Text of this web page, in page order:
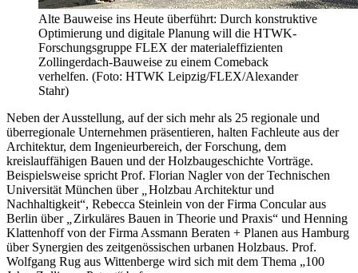
Alte Bauweise ins Heute überführt: Durch konstruktive
Optimierung und digitale Planung will die HTWK-
Forschungsgruppe FLEX der materialeffizienten
Zollingerdach-Bauweise zu einem Comeback
verhelfen. (Foto: HTWK Leipzig/FLEX/Alexander
Stahr)
Neben der Ausstellung, auf der sich mehr als 25 regionale und
überregionale Unternehmen präsentieren, halten Fachleute aus der
Architektur, dem Ingenieurbereich, der Forschung, dem
kreislauffähigen Bauen und der Holzbaugeschichte Vorträge.
Beispielsweise spricht Prof. Florian Nagler von der Technischen
Universität München über
Holzbau Architektur und
Nachhaltigkeit“, Rebecca Steinlein von der Firma Concular aus
Berlin über„ Zirkuläres Bauen in Theorie und Praxis“ und Henning
Klattenhoff von der Firma Assmann Beraten + Planen aus Hamburg
über Synergien des zeitgenössischen urbanen Holzbaus. Prof.
Wolfgang Rug aus Wittenberge wird sich mit dem Thema „100